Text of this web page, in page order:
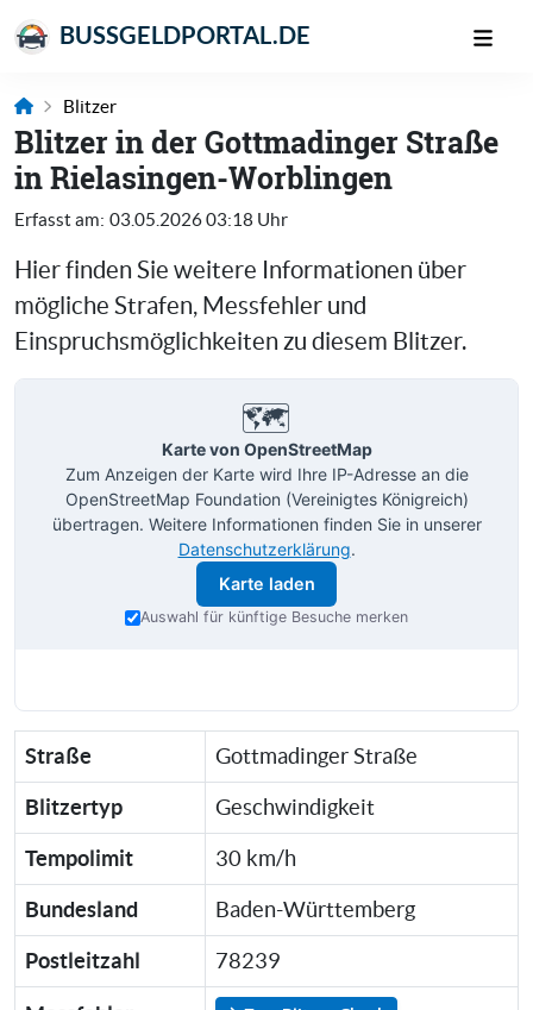
BUSSGELDPORTAL.DE
Blitzer
Blitzer in der Gottmadinger Straße
in Rielasingen-Worblingen
Erfasst am: 03.05.2026 03:18 Uhr
Hier finden Sie weitere Informationen über
mögliche Strafen, Messfehler und
Einspruchsmöglichkeiten zu diesem Blitzer.
🗺️
Karte von OpenStreetMap
Zum Anzeigen der Karte wird Ihre IP-Adresse an die
OpenStreetMap Foundation (Vereinigtes Königreich)
übertragen. Weitere Informationen finden Sie in unserer
Datenschutzerklärung.
Karte laden
Auswahl für künftige Besuche merken
Straße Gottmadinger Straße
Blitzertyp Geschwindigkeit
Tempolimit 30 km/h
Bundesland Baden-Württemberg
Postleitzahl 78239